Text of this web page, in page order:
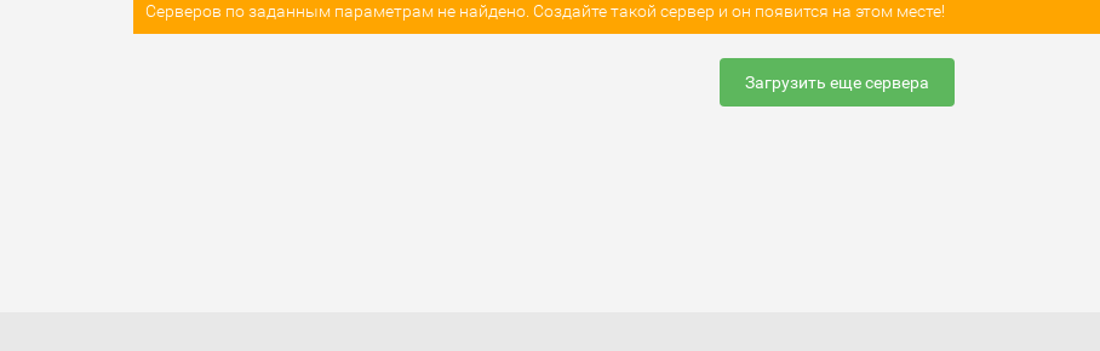
Серверов по заданным параметрам не найдено. Создайте такой сервер и он появится на этом месте!
Загрузить еще сервера